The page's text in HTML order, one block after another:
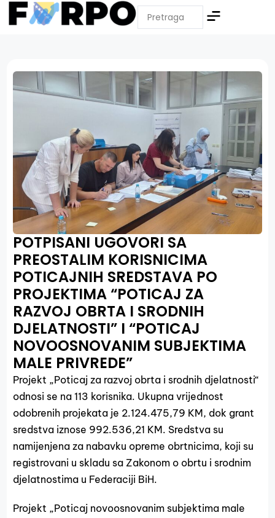
POTPISANI UGOVORI SA
PREOSTALIM KORISNICIMA
POTICAJNIH SREDSTAVA PO
PROJEKTIMA “POTICAJ ZA
RAZVOJ OBRTA I SRODNIH
DJELATNOSTI” I “POTICAJ
NOVOOSNOVANIM SUBJEKTIMA
MALE PRIVREDE”
Projekt „Poticaj za razvoj obrta i srodnih djelatnosti“
odnosi se na 113 korisnika. Ukupna vrijednost
odobrenih projekata je 2.124.475,79 KM, dok grant
sredstva iznose 992.536,21 KM. Sredstva su
namijenjena za nabavku opreme obrtnicima, koji su
registrovani u skladu sa Zakonom o obrtu i srodnim
djelatnostima u Federaciji BiH.
Projekt „Poticaj novoosnovanim subjektima male